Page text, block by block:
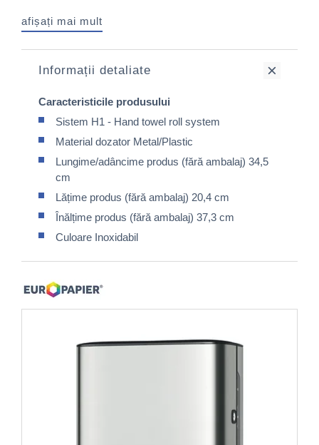
afișați mai mult
Informații detaliate
Caracteristicile produsului
Sistem H1 - Hand towel roll system
Material dozator Metal/Plastic
Lungime/adâncime produs (fără ambalaj) 34,5
cm
Lățime produs (fără ambalaj) 20,4 cm
Înălțime produs (fără ambalaj) 37,3 cm
Culoare Inoxidabil